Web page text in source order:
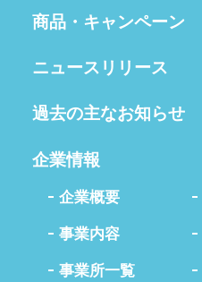
商品・キャンペーン
ニュースリリース
過去の主なお知らせ
企業情報
企業概要
事業内容
事業所一覧